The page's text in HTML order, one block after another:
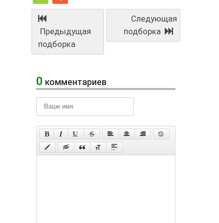
Предыдущая
подборка
Следующая
подборка
0 комментариев